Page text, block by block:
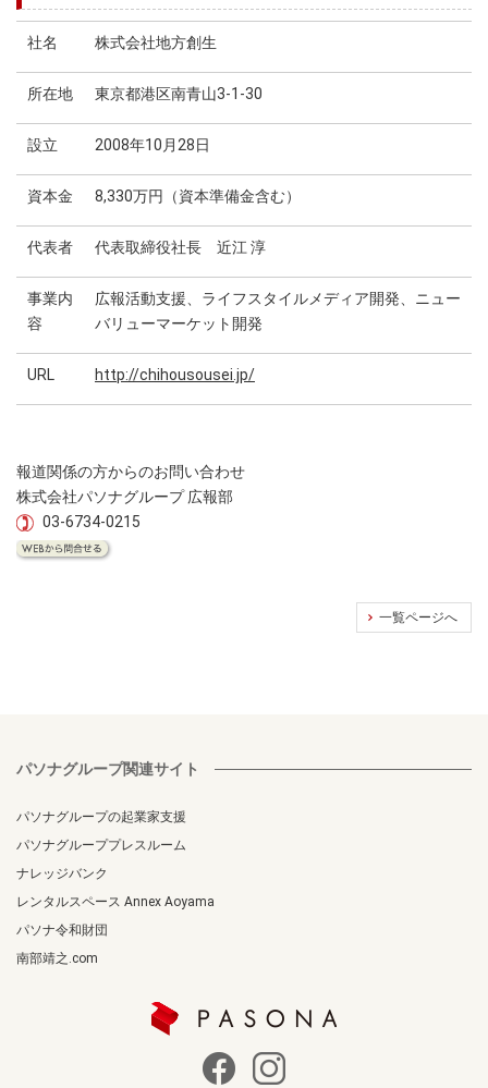
社名 株式会社地方創生
所在地 東京都港区南青山3-1-30
設立 2008年10月28日
資本金 8,330万円（資本準備金含む）
代表者 代表取締役社長 近江 淳
事業内
容
広報活動支援、ライフスタイルメディア開発、ニュー
バリューマーケット開発
URL http://chihousousei.jp/
報道関係の方からのお問い合わせ
株式会社パソナグループ 広報部
03-6734-0215
一覧ページへ
パソナグループ関連サイト
パソナグループの起業家支援
パソナグループプレスルーム
ナレッジバンク
レンタルスペース Annex Aoyama
パソナ令和財団
南部靖之.com